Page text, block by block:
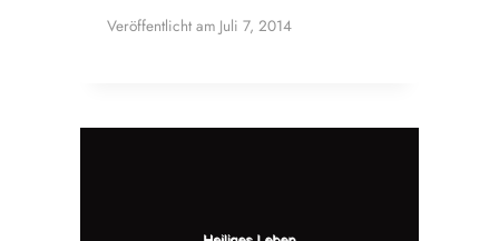
Veröffentlicht am Juli 7, 2014